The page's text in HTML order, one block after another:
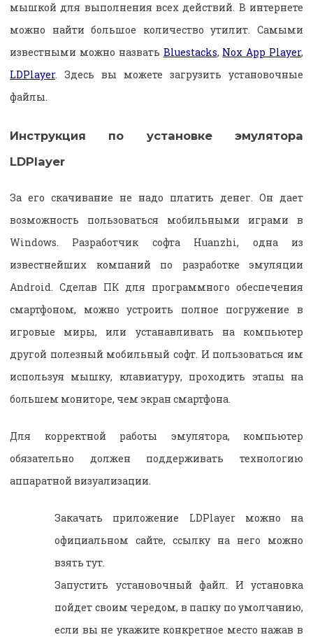
мышкой для выполнения всех действий. В интернете
можно найти большое количество утилит. Самыми
известными можно назвать Bluestacks, Nox App Player,
LDPlayer. Здесь вы можете загрузить установочные
файлы.
Инструкция по установке эмулятора
LDPlayer
За его скачивание не надо платить денег. Он дает
возможность пользоваться мобильными играми в
Windows. Разработчик софта Huanzhi, одна из
известнейших компаний по разработке эмуляции
Android. Сделав ПК для программного обеспечения
смартфоном, можно устроить полное погружение в
игровые миры, или устанавливать на компьютер
другой полезный мобильный софт. И пользоваться им
используя мышку, клавиатуру, проходить этапы на
большем мониторе, чем экран смартфона.
Для корректной работы эмулятора, компьютер
обязательно должен поддерживать технологию
аппаратной визуализации.
Закачать приложение LDPlayer можно на
официальном сайте, ссылку на него можно
взять тут.
Запустить установочный файл. И установка
пойдет своим чередом, в папку по умолчанию,
если вы не укажите конкретное место нажав в